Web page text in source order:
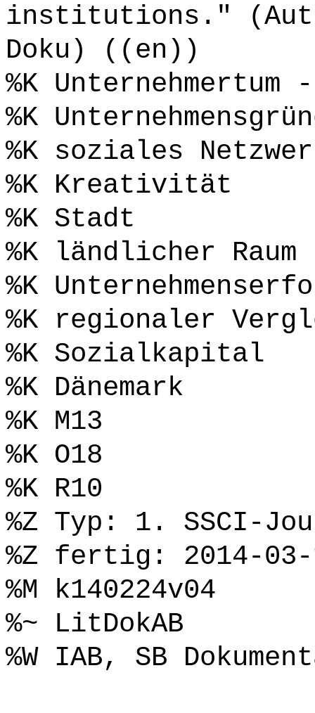
institutions."
Doku) ((en))
%K Unternehmertum
%K
%K soziales
%K Kreativität
%K Stadt
%K ländlicher Raum
%K
%K regionaler
%K Sozialkapital
%K Dänemark
%K M13
%K O18
%K R10
%Z Typ: 1. SSCI-
%Z fertig: 2014-03-
%M k140224v04
%~ LitDokAB
%W IAB, SB